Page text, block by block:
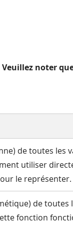
Veuillez noter
de toutes les
utiliser
le représenter.
de toutes
fonction